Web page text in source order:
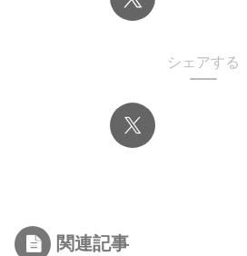
シェアする
関連記事